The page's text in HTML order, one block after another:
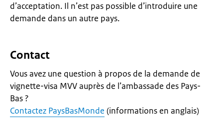
d’acceptation. Il n’est pas possible d’introduire une
demande dans un autre pays.
Contact
Vous avez une question à propos de la demande de
vignette-visa MVV auprès de l’ambassade des Pays-
Bas ?
Contactez PaysBasMonde (informations en anglais)